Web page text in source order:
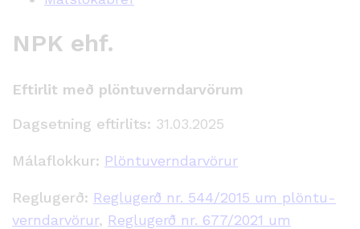
NPK ehf.
Eftirlit með plöntuverndarvörum
Dagsetning eftirlits: 31.03.2025
Málaflokkur: Plöntuverndarvörur
Reglugerð: Reglugerð nr. 544/2015 um plöntu­
verndar­vörur, Reglugerð nr. 677/2021 um